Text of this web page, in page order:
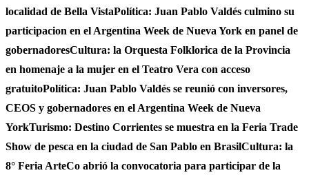
localidad de Bella VistaPolítica: Juan Pablo Valdés culmino su
participacion en el Argentina Week de Nueva York en panel de
gobernadoresCultura: la Orquesta Folklorica de la Provincia
en homenaje a la mujer en el Teatro Vera con acceso
gratuitoPolítica: Juan Pablo Valdés se reunió con inversores,
CEOS y gobernadores en el Argentina Week de Nueva
YorkTurismo: Destino Corrientes se muestra en la Feria Trade
Show de pesca en la ciudad de San Pablo en BrasilCultura: la
8° Feria ArteCo abrió la convocatoria para participar de la